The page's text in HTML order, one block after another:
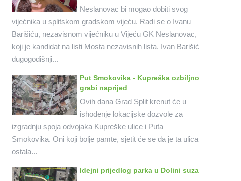
Neslanovac bi mogao dobiti svog
vijećnika u splitskom gradskom vijeću. Radi se o Ivanu
Barišiću, nezavisnom vijećniku u Vijeću GK Neslanovac,
koji je kandidat na listi Mosta nezavisnih lista. Ivan Barišić
dugogodišnji...
Put Smokovika - Kupreška ozbiljno
grabi naprijed
Ovih dana Grad Split krenut će u
ishođenje lokacijske dozvole za
izgradnju spoja odvojaka Kupreške ulice i Puta
Smokovika. Oni koji bolje pamte, sjetit će se da je ta ulica
ostala...
Idejni prijedlog parka u Dolini suza